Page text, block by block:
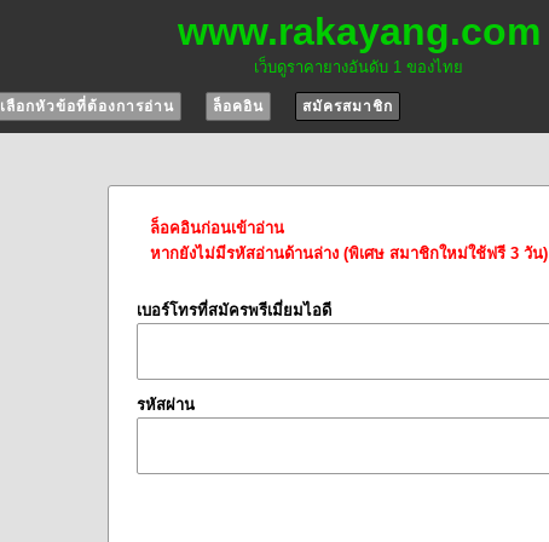
www.rakayang.com
เว็บดูราคายางอันดับ 1 ของไทย
เลือกหัวข้อที่ต้องการอ่าน ล็อคอิน สมัครสมาชิก
ล็อคอินก่อนเข้าอ่าน
หากยังไม่มีรหัสอ่านด้านล่าง (พิเศษ สมาชิกใหม่ใช้ฟรี 3 วัน)
เบอร์โทรที่สมัครพรีเมี่ยมไอดี
รหัสผ่าน